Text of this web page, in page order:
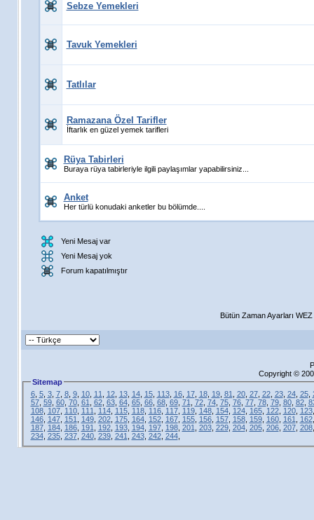
Sebze Yemekleri
Tavuk Yemekleri
Tatlılar
Ramazana Özel Tarifler
İftarlık en güzel yemek tarifleri
Rüya Tabirleri
Buraya rüya tabirleriyle ilgili paylaşımlar yapabilirsiniz...
Anket
Her türlü konudaki anketler bu bölümde....
Yeni Mesaj var
Yeni Mesaj yok
Forum kapatılmıştır
Bütün Zaman Ayarları
Copyright ©
Sitemap
6, 5, 3, 7, 8, 9, 10, 11 12, 13, 14, 15, 113, 16, 17, 18, 19, 81 20, 27, 22, 23, 24, 25,
57, 59, 60, 70, 61 62, 63, 64, 65, 66, 68, 69, 71 72, 74, 75, 76, 77, 78, 79, 80, 82,
108, 107, 110, 111 114, 115, 118, 116, 117, 119, 148, 154, 124, 165, 122, 120, 123
146, 147, 151 149, 202, 175, 164, 152, 167, 155, 156, 157, 158, 159, 160, 161 162
187, 184, 186, 191 192, 193, 194, 197, 198, 201 203, 229, 204, 205, 206, 207, 208
234, 235, 237, 240, 239, 241 243, 242, 244,